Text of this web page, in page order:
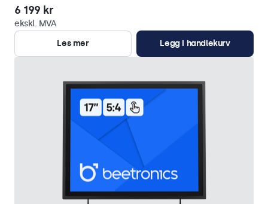
6 199 kr
ekskl. MVA
Les mer
Legg i handlekurv